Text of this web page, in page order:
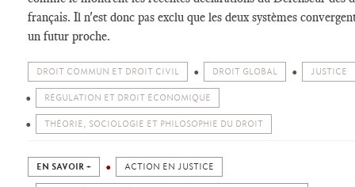
français. Il n'est donc pas exclu que les deux systèmes
un futur proche.
DROIT COMMUN ET DROIT CIVIL DROIT GLOBAL JUSTICE
RÉGULATION ET DROIT ÉCONOMIQUE
THÉORIE, SOCIOLOGIE ET PHILOSOPHIE DU DROIT
EN SAVOIR + ACTION EN JUSTICE